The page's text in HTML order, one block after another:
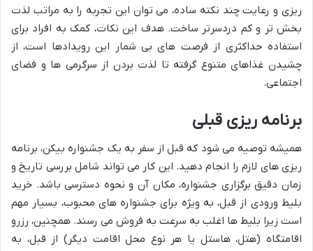
ریزی و رعایت چند نکته ساده، می توان این تجربه را به مراتب لذت
بخش تر و کم دردسرتر ساخت. هدف این نکات، کمک به افراد برای
استفاده حداکثری از فرصت های بی شمار این رویدادها است، از
چشیدن غذاهای متنوع گرفته تا لذت بردن از سرگرمی ها و فضای
اجتماعی.
برنامه ریزی قبلی
همیشه توصیه می شود که قبل از سفر به یک جشنواره بیکن، برنامه
ریزی های لازم را انجام دهید. این کار می تواند شامل بررسی تاریخ و
زمان دقیق برگزاری جشنواره، مکان آن و نحوه دسترسی باشد. خرید
بلیط ورودی از قبل، به ویژه برای جشنواره های محبوب، بسیار مهم
است زیرا بلیط ها اغلب به سرعت به فروش می رسند. همچنین، رزرو
اقامتگاه (هتل، هاستل یا هر نوع محل اقامت دیگر) از قبل، به